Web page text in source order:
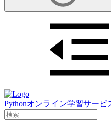
Pythonオンライン学習サー